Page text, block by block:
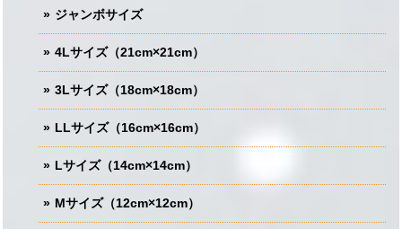
ジャンボサイズ
4Lサイズ（21cm×21cm）
3Lサイズ（18cm×18cm）
LLサイズ（16cm×16cm）
Lサイズ（14cm×14cm）
Mサイズ（12cm×12cm）